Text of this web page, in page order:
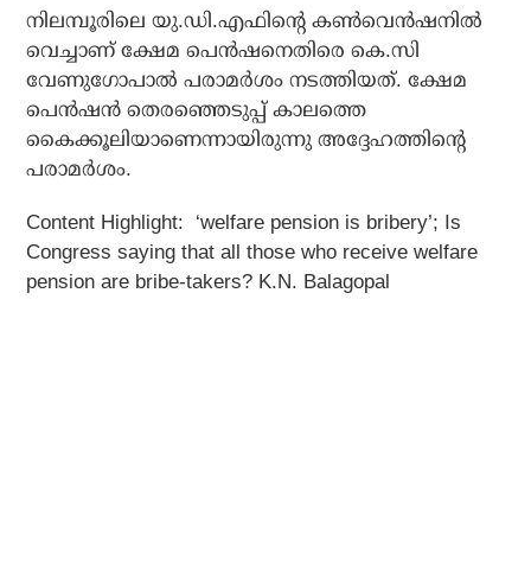
നിലമ്പൂരിലെ യു.ഡി.എഫിന്റെ കണ്‍വെന്‍ഷനില്‍
വെച്ചാണ് ക്ഷേമ പെന്‍ഷനെതിരെ കെ.സി
വേണുഗോപാല്‍ പരാമര്‍ശം നടത്തിയത്. ക്ഷേമ
പെന്‍ഷന്‍ തെരഞ്ഞെടുപ്പ് കാലത്തെ
കൈക്കൂലിയാണെന്നായിരുന്നു അദ്ദേഹത്തിന്റെ
പരാമര്‍ശം.
Content Highlight: ‘welfare pension is bribery’; Is
Congress saying that all those who receive welfare
pension are bribe-takers? K.N. Balagopal